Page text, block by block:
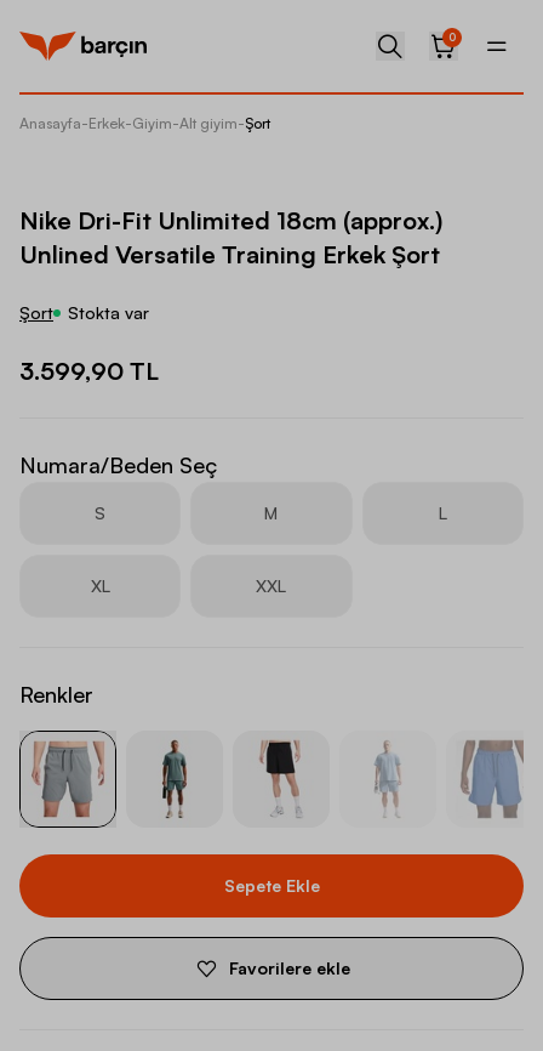
0
Anasayfa-Erkek-Giyim-Alt giyim-Şort
Nike Dri-Fit Unlimited 18cm (approx.)
Unlined Versatile Training Erkek Şort
Şort Stokta var
3.599,90 TL
Numara/Beden Seç
S M L
XL XXL
Renkler
Sepete Ekle
Favorilere ekle